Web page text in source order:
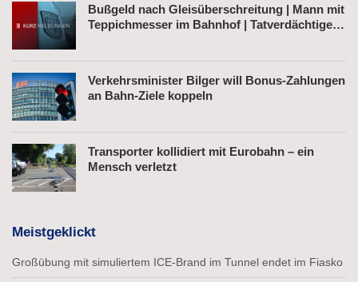
Bußgeld nach Gleisüberschreitung | Mann mit
Teppichmesser im Bahnhof | Tatverdächtiger
Verkehrsminister Bilger will Bonus-Zahlungen
an Bahn-Ziele koppeln
Transporter kollidiert mit Eurobahn – ein
Mensch verletzt
Meistgeklickt
Großübung mit simuliertem ICE-Brand im Tunnel endet im Fiasko